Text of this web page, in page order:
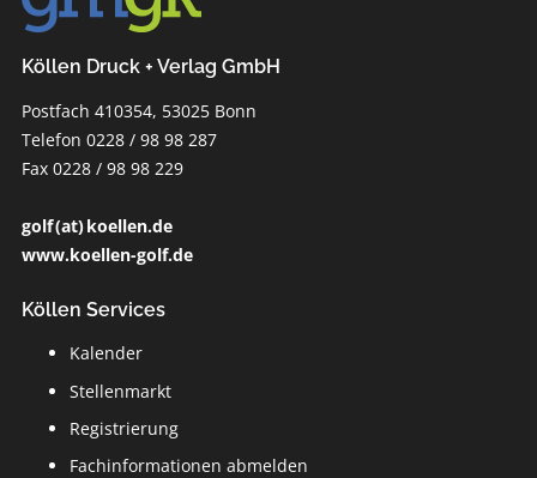
Köllen Druck + Verlag GmbH
Postfach 410354, 53025 Bonn
Telefon 0228 / 98 98 287
Fax 0228 / 98 98 229
golf (at) koellen.de
www.koellen-golf.de
Köllen Services
Kalender
Stellenmarkt
Registrierung
Fachinformationen abmelden